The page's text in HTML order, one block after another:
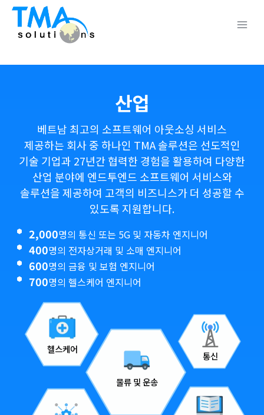
Main
산업
베트남 최고의 소프트웨어 아웃소싱 서비스
제공하는 회사 중 하나인 TMA 솔루션은 선도적인
기술 기업과 27년간 협력한 경험을 활용하여 다양한
산업 분야에 엔드투엔드 소프트웨어 서비스와
솔루션을 제공하여 고객의 비즈니스가 더 성공할 수
있도록 지원합니다.
2,000명의 통신 또는 5G 및 자동차 엔지니어
400명의 전자상거래 및 소매 엔지니어
600명의 금융 및 보험 엔지니어
700명의 헬스케어 엔지니어
헬스케어
통신
물류 및 운송